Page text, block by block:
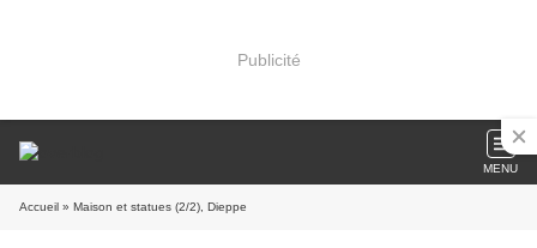
Publicité
MENU
Accueil » Maison et statues (2/2), Dieppe